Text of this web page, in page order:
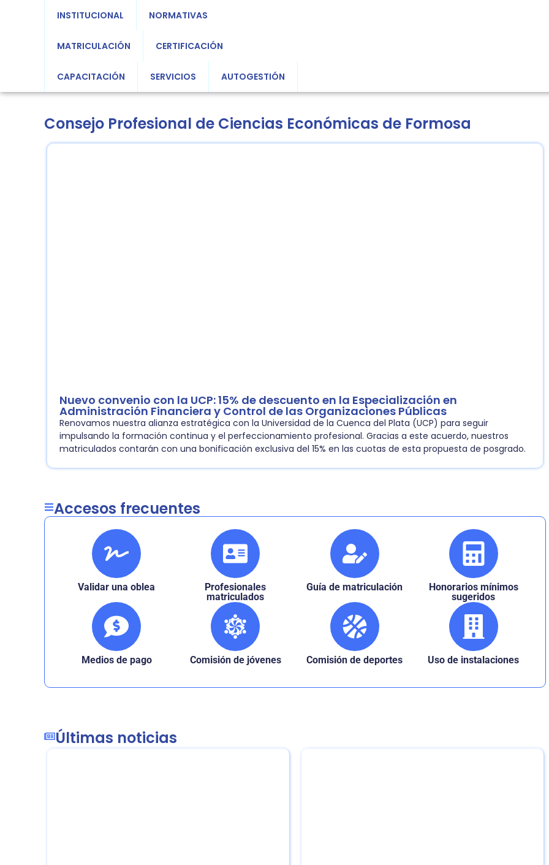
INSTITUCIONAL NORMATIVAS
MATRICULACIÓN CERTIFICACIÓN
CAPACITACIÓN SERVICIOS AUTOGESTIÓN
Consejo Profesional de Ciencias Económicas de Formosa
Nuevo convenio con la UCP: 15% de descuento en la Especialización en
Administración Financiera y Control de las Organizaciones Públicas
Renovamos nuestra alianza estratégica con la Universidad de la Cuenca del Plata (UCP) para seguir
impulsando la formación continua y el perfeccionamiento profesional. Gracias a este acuerdo, nuestros
matriculados contarán con una bonificación exclusiva del 15% en las cuotas de esta propuesta de posgrado.
Accesos frecuentes
Validar una oblea
Profesionales
matriculados
Guía de matriculación
Honorarios mínimos
sugeridos
Medios de pago Comisión de jóvenes Comisión de deportes Uso de instalaciones
Últimas noticias